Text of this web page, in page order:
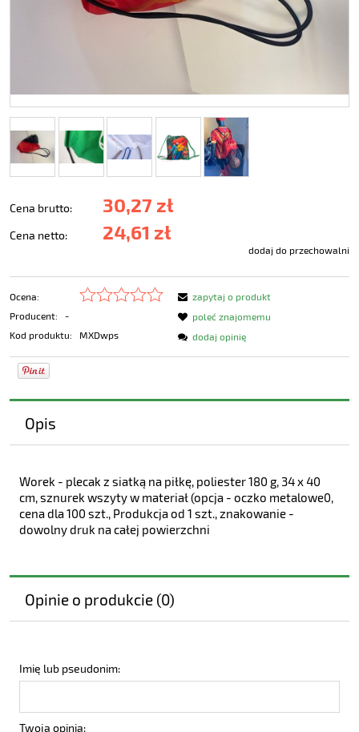
Cena brutto: 30,27 zł
Cena netto: 24,61 zł
dodaj do przechowalni
Ocena:
Producent:
-
Kod produktu:
MXDwps
zapytaj o produkt
poleć znajomemu
dodaj opinię
Opis
Worek - plecak z siatką na piłkę, poliester 180 g, 34 x 40
cm, sznurek wszyty w materiał (opcja - oczko metalowe0,
cena dla 100 szt., Produkcja od 1 szt., znakowanie -
dowolny druk na całej powierzchni
Opinie o produkcie (0)
Imię lub pseudonim:
Twoja opinia: